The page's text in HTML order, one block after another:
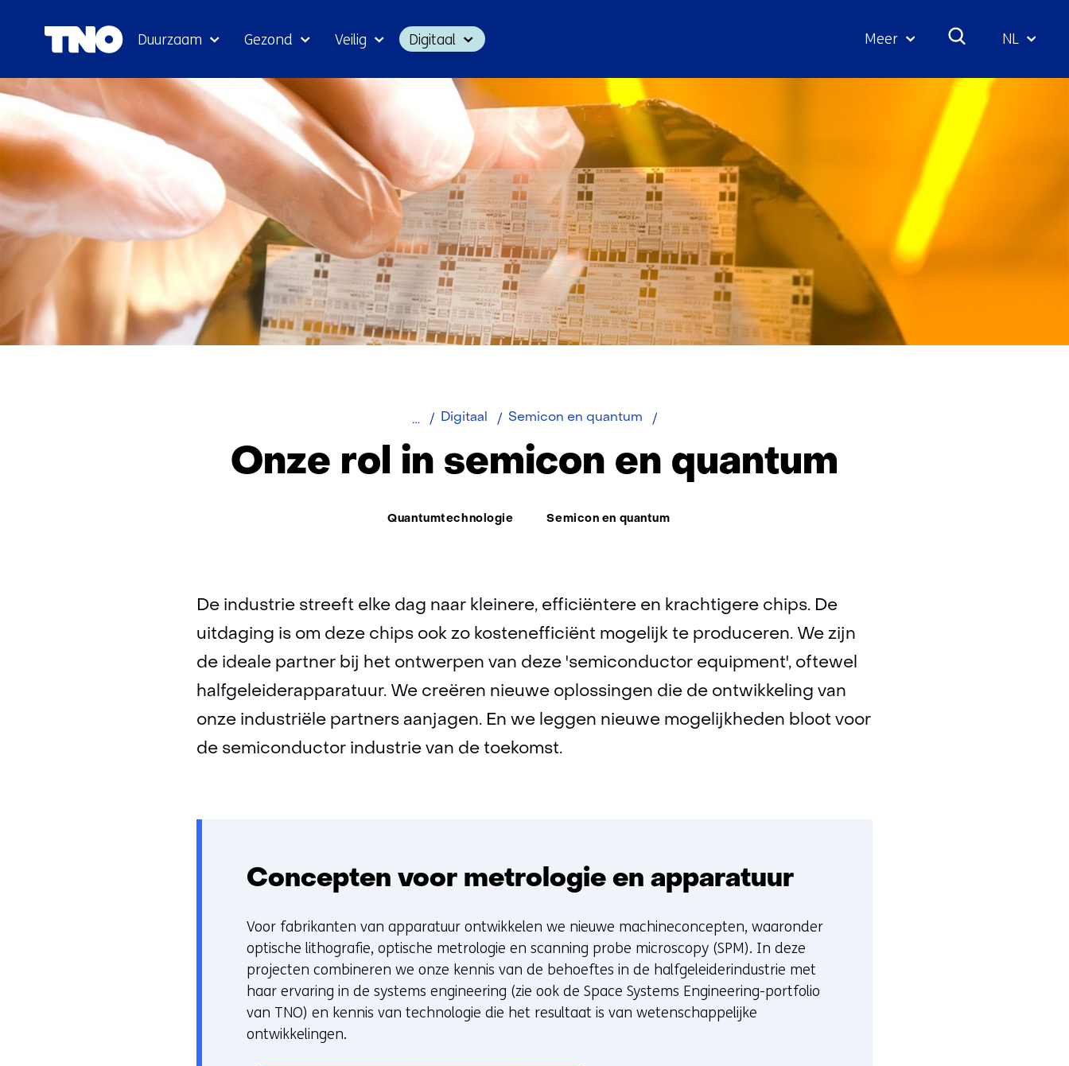
Duurzaam Gezond Veilig Digitaal Meer NL
Digitaal Semicon en quantum
Onze
in
semicon
quantum
Onze rol in semicon en quantum
Thema:
Quantumtechnologie Semicon en quantum
De industrie streeft elke dag naar kleinere, efficiëntere en krachtigere chips. De
uitdaging is om deze chips ook zo kostenefficiënt mogelijk te produceren. We zijn
de ideale partner bij het ontwerpen van deze 'semiconductor equipment', oftewel
halfgeleiderapparatuur. We creëren nieuwe oplossingen die de ontwikkeling van
onze industriële partners aanjagen. En we leggen nieuwe mogelijkheden bloot voor
de semiconductor industrie van de toekomst.
Concepten voor metrologie en apparatuur
Voor fabrikanten van apparatuur ontwikkelen we nieuwe machineconcepten, waaronder
optische lithografie, optische metrologie en scanning probe microscopy (SPM). In deze
projecten combineren we onze kennis van de behoeftes in de halfgeleiderindustrie met
haar ervaring in de systems engineering (zie ook de Space Systems Engineering-portfolio
van TNO) en kennis van technologie die het resultaat is van wetenschappelijke
ontwikkelingen.